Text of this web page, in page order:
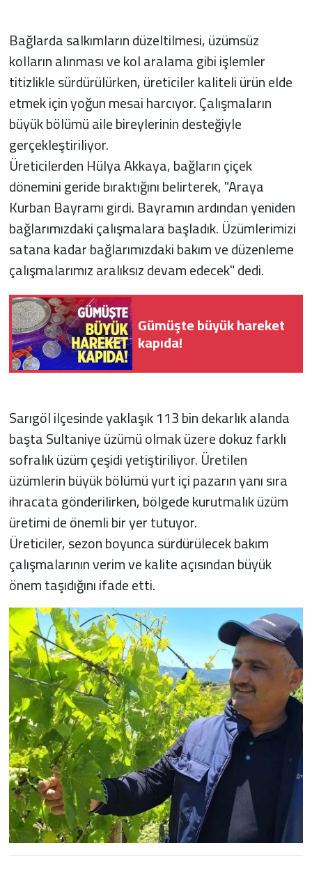
Bağlarda salkımların düzeltilmesi, üzümsüz
kolların alınması ve kol aralama gibi işlemler
titizlikle sürdürülürken, üreticiler kaliteli ürün elde
etmek için yoğun mesai harcıyor. Çalışmaların
büyük bölümü aile bireylerinin desteğiyle
gerçekleştiriliyor.
Üreticilerden Hülya Akkaya, bağların çiçek
dönemini geride bıraktığını belirterek, "Araya
Kurban Bayramı girdi. Bayramın ardından yeniden
bağlarımızdaki çalışmalara başladık. Üzümlerimizi
satana kadar bağlarımızdaki bakım ve düzenleme
çalışmalarımız aralıksız devam edecek" dedi.
Gümüşte büyük hareket
kapıda!
Sarıgöl ilçesinde yaklaşık 113 bin dekarlık alanda
başta Sultaniye üzümü olmak üzere dokuz farklı
sofralık üzüm çeşidi yetiştiriliyor. Üretilen
üzümlerin büyük bölümü yurt içi pazarın yanı sıra
ihracata gönderilirken, bölgede kurutmalık üzüm
üretimi de önemli bir yer tutuyor.
Üreticiler, sezon boyunca sürdürülecek bakım
çalışmalarının verim ve kalite açısından büyük
önem taşıdığını ifade etti.